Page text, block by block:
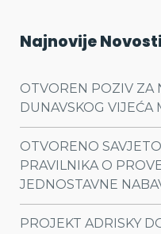
Najnovije Novosti
OTVOREN POZIV ZA
DUNAVSKOG VIJEĆA
OTVORENO
PRAVILNIKA O
JEDNOSTAVNE
PROJEKT ADRISKY